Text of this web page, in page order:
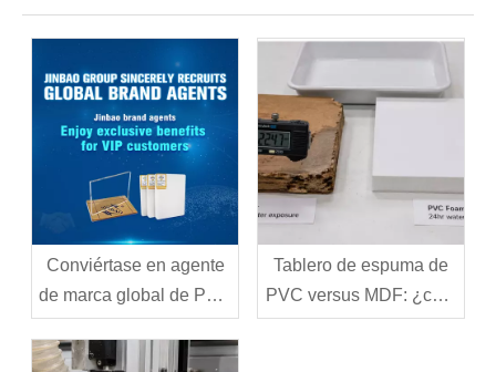
Conviértase en agente
de marca global de PVC
de Jinbao
Tablero de espuma de
PVC versus MDF: ¿cuál
debería elegir para su